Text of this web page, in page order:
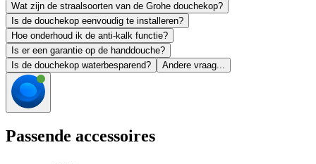
Wat zijn de straalsoorten van de Grohe douchekop?
Is de douchekop eenvoudig te installeren?
Hoe onderhoud ik de anti-kalk functie?
Is er een garantie op de handdouche?
Is de douchekop waterbesparend?
Andere vraag...
Passende accessoires